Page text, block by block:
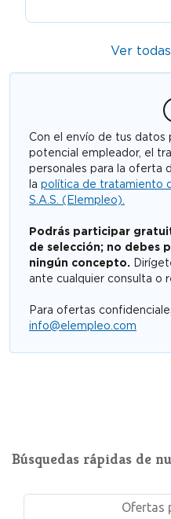
Ver
Con el envío de tus datos
potencial empleador, el
personales para la oferta
la política de tratamiento
S.A.S. (Elempleo).
Podrás participar
de selección; no debes
ningún concepto.
ante cualquier consulta o
Para ofertas
info@elempleo.com
Búsquedas rápidas de
Ofertas